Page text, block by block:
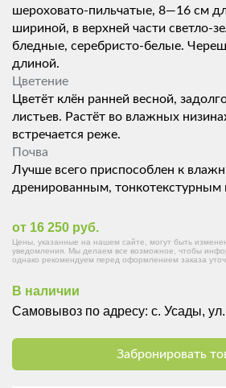
шероховато-пильчатые, 8—16 см
шириной, в верхней части светло-
бледные, серебристо-белые.
длиной.
Цветение
Цветёт клён ранней весной,
листьев. Растёт во влажных
встречается реже.
Почва
Лучше всего приспособлен к
дренированным,
от 16 250 руб.
Цены, указанные на нашем сайте, могут быть
уведомления. Мы делаем все возможное, чтобы
однако рекомендуем перед оформлением заказа
В наличии
Самовывоз по адресу: с. Усады,
Забронировать